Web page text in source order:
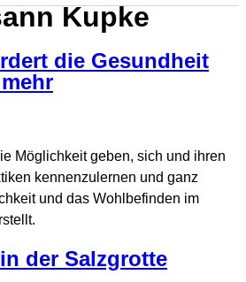
Kupke
die Gesundheit
Möglichkeit geben, sich und ihren
kennenzulernen und ganz
und das Wohlbefinden im
der Salzgrotte